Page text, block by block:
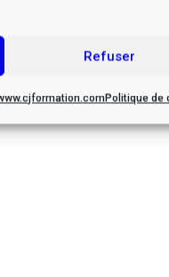
Refuser
Politique de